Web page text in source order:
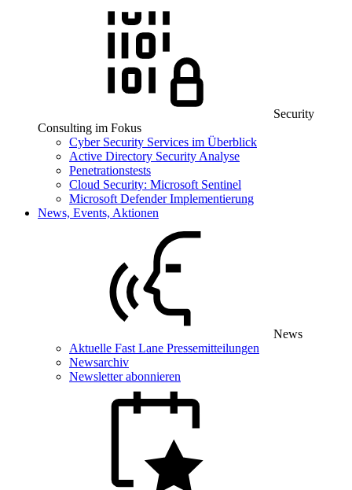
Security
Consulting im Fokus
Cyber Security Services im Überblick
Active Directory Security Analyse
Penetrationstests
Cloud Security: Microsoft Sentinel
Microsoft Defender Implementierung
News, Events, Aktionen
News
Aktuelle Fast Lane Pressemitteilungen
Newsarchiv
Newsletter abonnieren